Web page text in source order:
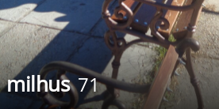
milhus 71